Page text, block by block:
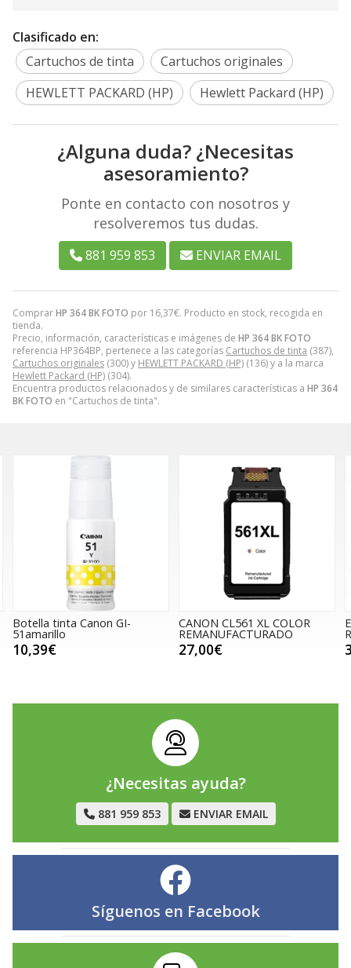
ComprarHP 364 BK FOTO por 16,37€. Producto en stock, recogida en
tienda.
Precio, información, características e imágenes de HP 364 BK FOTO
referencia HP364BP, pertenece a las categorías Cartuchos de tinta (387),
Cartuchos originales (300) y HEWLETT PACKARD (HP) (136) y a la marca
Hewlett Packard (HP) (304).
Encuentra productos relacionados y de similares características a HP 364
BK FOTO en "Cartuchos de tinta".
Clasificado en:
Cartuchos de tinta
Cartuchos originales
HEWLETT PACKARD (HP)
Hewlett Packard (HP)
¿Alguna duda? ¿Necesitas
asesoramiento?
Ponte en contacto con nosotros y
resolveremos tus dudas.
881 959 853 ENVIAR EMAIL
CANON CL561 XL COLOR
REMANUFACTURADO
27,00€
EPSON T1294 AMARILLO
REMANUFACTURADO
3,00€
¿Necesitas ayuda?
881 959 853 ENVIAR EMAIL
Síguenos en Facebook